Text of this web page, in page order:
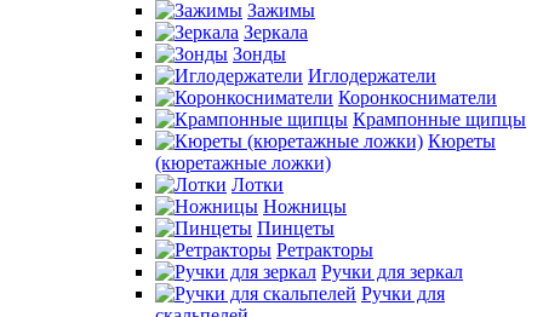
Зажимы
Зеркала
Зонды
Иглодержатели
Коронкосниматели
Крампонные щипцы
Кюреты
(кюретажные ложки)
Лотки
Ножницы
Пинцеты
Ретракторы
Ручки для зеркал
Ручки для